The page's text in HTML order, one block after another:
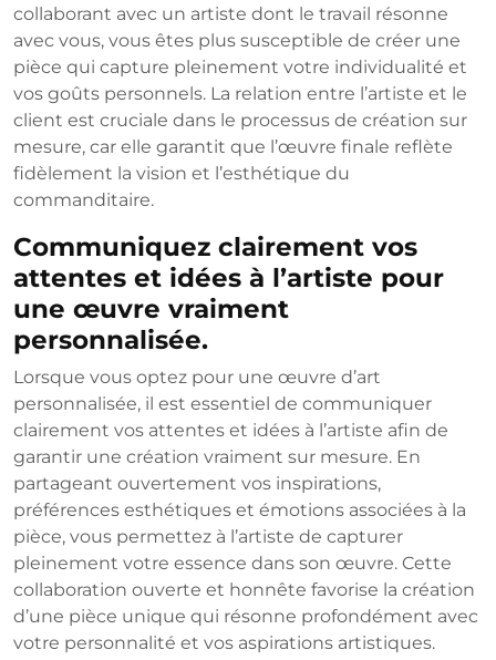
collaborant avec un artiste dont le travail résonne
avec vous, vous êtes plus susceptible de créer une
pièce qui capture pleinement votre individualité et
vos goûts personnels. La relation entre l’artiste et le
client est cruciale dans le processus de création sur
mesure, car elle garantit que l’œuvre finale reflète
fidèlement la vision et l’esthétique du
commanditaire.
Communiquez clairement vos
attentes et idées à l’artiste pour
une œuvre vraiment
personnalisée.
Lorsque vous optez pour une œuvre d’art
personnalisée, il est essentiel de communiquer
clairement vos attentes et idées à l’artiste afin de
garantir une création vraiment sur mesure. En
partageant ouvertement vos inspirations,
préférences esthétiques et émotions associées à la
pièce, vous permettez à l’artiste de capturer
pleinement votre essence dans son œuvre. Cette
collaboration ouverte et honnête favorise la création
d’une pièce unique qui résonne profondément avec
votre personnalité et vos aspirations artistiques.